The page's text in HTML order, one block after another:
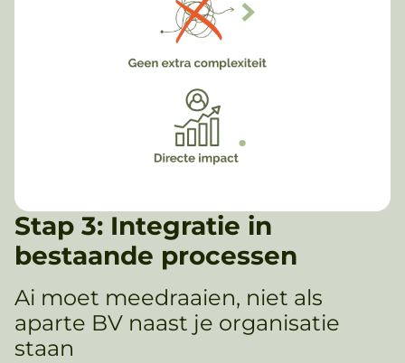
Stap 3: Integratie in
bestaande processen
Ai moet meedraaien, niet als
aparte BV naast je organisatie
staan